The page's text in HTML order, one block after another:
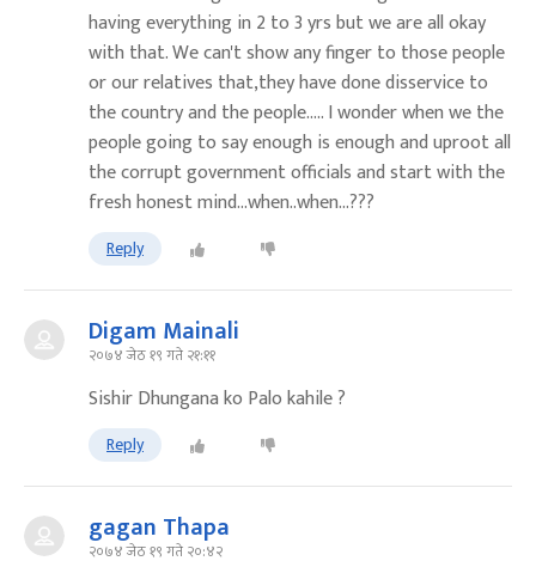
having everything in 2 to 3 yrs but we are all okay
with that. We can't show any finger to those people
or our relatives that,they have done disservice to
the country and the people..... I wonder when we the
people going to say enough is enough and uproot all
the corrupt government officials and start with the
fresh honest mind...when..when...???
Reply
Digam Mainali
२०७४ जेठ १९ गते २१:११
Sishir Dhungana ko Palo kahile ?
Reply
gagan Thapa
२०७४ जेठ १९ गते २०:४२